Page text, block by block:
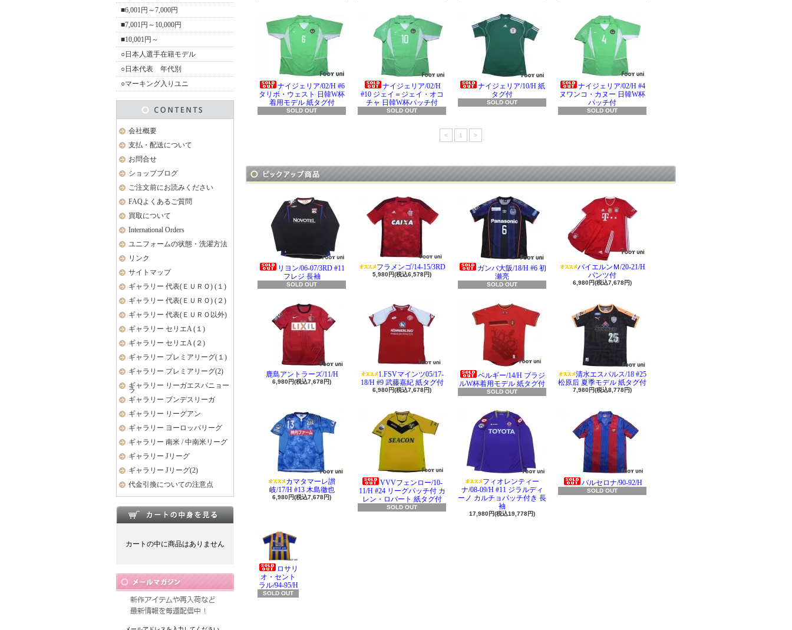
■6,001円～7,000円
■7,001円～10,000円
■10,001円～
○日本人選手在籍モデル
○日本代表 年代別
○マーキング入りユニ
会社概要
支払・配送について
お問合せ
ショップブログ
ご注文前にお読みください
FAQよくあるご質問
買取について
International Orders
ユニフォームの状態・洗濯方法
リンク
サイトマップ
ギャラリー 代表(ＥＵＲＯ) (１)
ギャラリー 代表(ＥＵＲＯ) (２)
ギャラリー 代表(ＥＵＲＯ以外)
ギャラリー セリエA (１)
ギャラリー セリエA (２)
ギャラリー プレミアリーグ(１)
ギャラリー プレミアリーグ(2)
ギャラリー リーガエスパニョー
ラ
ギャラリー ブンデスリーガ
ギャラリー リーグアン
ギャラリー ヨーロッパリーグ
ギャラリー 南米 / 中南米リーグ
ギャラリー Jリーグ
ギャラリー Jリーグ(2)
代金引換についての注意点
カートの中に商品はありません
ナイジェリア/02/H #6
タリボ・ウェスト 日韓W杯
着用モデル 紙タグ付
SOLD OUT
ナイジェリア/02/H
#10 ジェイ＝ジェイ・オコ
チャ 日韓W杯パッチ付
SOLD OUT
ナイジェリア/10/H 紙
タグ付
SOLD OUT
ナイジェリア/02/H #4
ヌワンコ・カヌー 日韓W杯
パッチ付
SOLD OUT
< 1 >
リヨン/06-07/3RD #11
フレジ 長袖
SOLD OUT
フラメンゴ/14-15/3RD
5,980円(税込6,578円)
ガンバ大阪/18/H #6 初
瀬亮
SOLD OUT
バイエルンＭ/20-21/H
パンツ付
6,980円(税込7,678円)
鹿島アントラーズ/11/H
6,980円(税込7,678円)
1.FSVマインツ05/17-
18/H #9 武藤嘉紀 紙タグ付
6,980円(税込7,678円)
ベルギー/14/H ブラジ
ルW杯着用モデル 紙タグ付
SOLD OUT
清水エスパルス/18 #25
松原后 夏季モデル 紙タグ付
7,980円(税込8,778円)
カマタマーレ讃
岐/17/H #13 木島徹也
6,980円(税込7,678円)
VVVフェンロー/10-
11/H #24 リーグパッチ付 カ
レン・ロバート 紙タグ付
SOLD OUT
フィオレンティー
ナ/08-09/H #11 ジラルディ
ーノ カルチョパッチ付き 長
袖
17,980円(税込19,778円)
バルセロナ/90-92/H
SOLD OUT
ロサリ
オ・セント
ラル/94-95/H
SOLD OUT